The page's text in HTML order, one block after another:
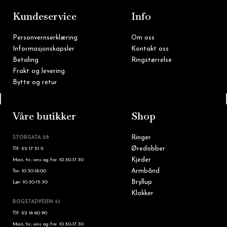
Kundeservice
Personvernserklæring
Informasjonskapsler
Betaling
Frakt og levering
Bytte og retur
Info
Om oss
Kontakt oss
Ringstørrelse
Våre butikker
STORGATA 28
Tlf: 22 17 51 11
Man, tir, ons og fre: 10.30-17.30
Tor: 10.30-18.00
Lør: 10.30-15.30
BOGSTADVEIEN 43
Tlf: 22 16 60 90
Man, tir, ons og fre: 10.30-17.30
Shop
Ringer
Øredobber
Kjeder
Armbånd
Bryllup
Klokker